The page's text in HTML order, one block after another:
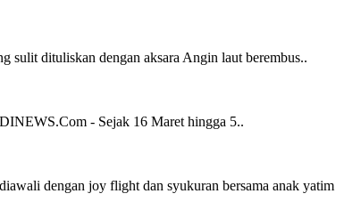
dituliskan dengan aksara Angin laut berembus..
- Sejak 16 Maret hingga 5..
dengan joy flight dan syukuran bersama anak yatim